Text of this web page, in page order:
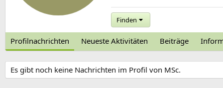
Finden
Profilnachrichten Neueste Aktivitäten Beiträge
Es gibt noch keine Nachrichten im Profil von MSc.